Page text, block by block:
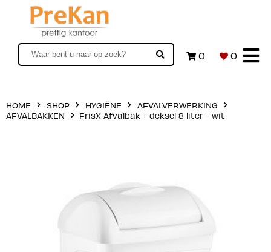
0 0
HOME SHOP HYGIËNE
AFVALVERWERKING
AFVALBAKKEN
FrisX Afvalbak + deksel 8 liter - wit